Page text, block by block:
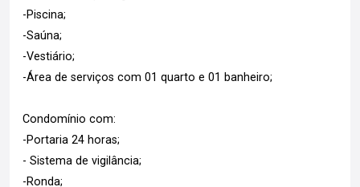
-Piscina;
-Saúna;
-Vestiário;
-Área de serviços com 01 quarto e 01 banheiro;
Condomínio com:
-Portaria 24 horas;
- Sistema de vigilância;
-Ronda;